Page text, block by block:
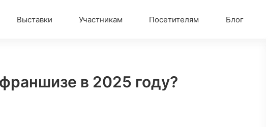
Выставки Участникам Посетителям Блог
в 2025 году?